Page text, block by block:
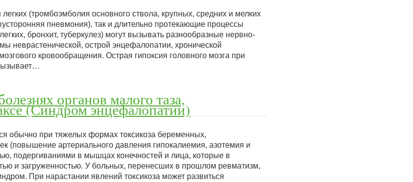
(тромбоэмболия основного ствола, крупных, средних и мелких
пневмония), так и длительно протекающие процессы
бронхит, туберкулез) могут вызывать разнообразные нервно-
неврастенической, острой энцефалопатии, хронической
кровообращения. Острая гипоксия головного мозга при
органов малого таза,
(Синдром энцефалопатии)
обычно при тяжелых формах токсикоза беременных,
(повышение артериального давления гипокалиемия, азотемия и
подергиваниями в мышцах конечностей и лица, которые в
и загруженностью. У больных, перенесших в прошлом ревматизм,
При нарастании явлений токсикоза может развиться